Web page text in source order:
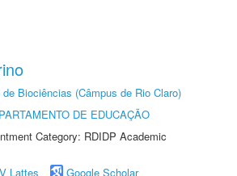
Biociências (Câmpus de Rio Claro)
DE EDUCAÇÃO
Category: RDIDP Academic
Lattes
Google Scholar